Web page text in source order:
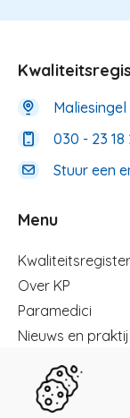
030 - 23 18
Stuur een
Menu
Menu
Kwaliteitsregister
Over KP
Paramedici
Nieuws en
Registreren
Kennisbibliotheek
Herregistratie